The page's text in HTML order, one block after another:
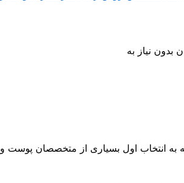
نیاز به
به انتخاب اول بسیاری از متخصصان پوست و